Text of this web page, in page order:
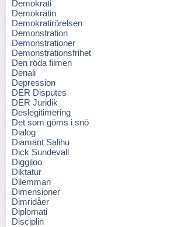
Demokrati
Demokratin
Demokratirörelsen
Demonstration
Demonstrationer
Demonstrationsfrihet
Den röda filmen
Denali
Depression
DER Disputes
DER Juridik
Deslegitimering
Det som göms i snö
Dialog
Diamant Salihu
Dick Sundevall
Diggiloo
Diktatur
Dilemman
Dimensioner
Dimridåer
Diplomati
Disciplin